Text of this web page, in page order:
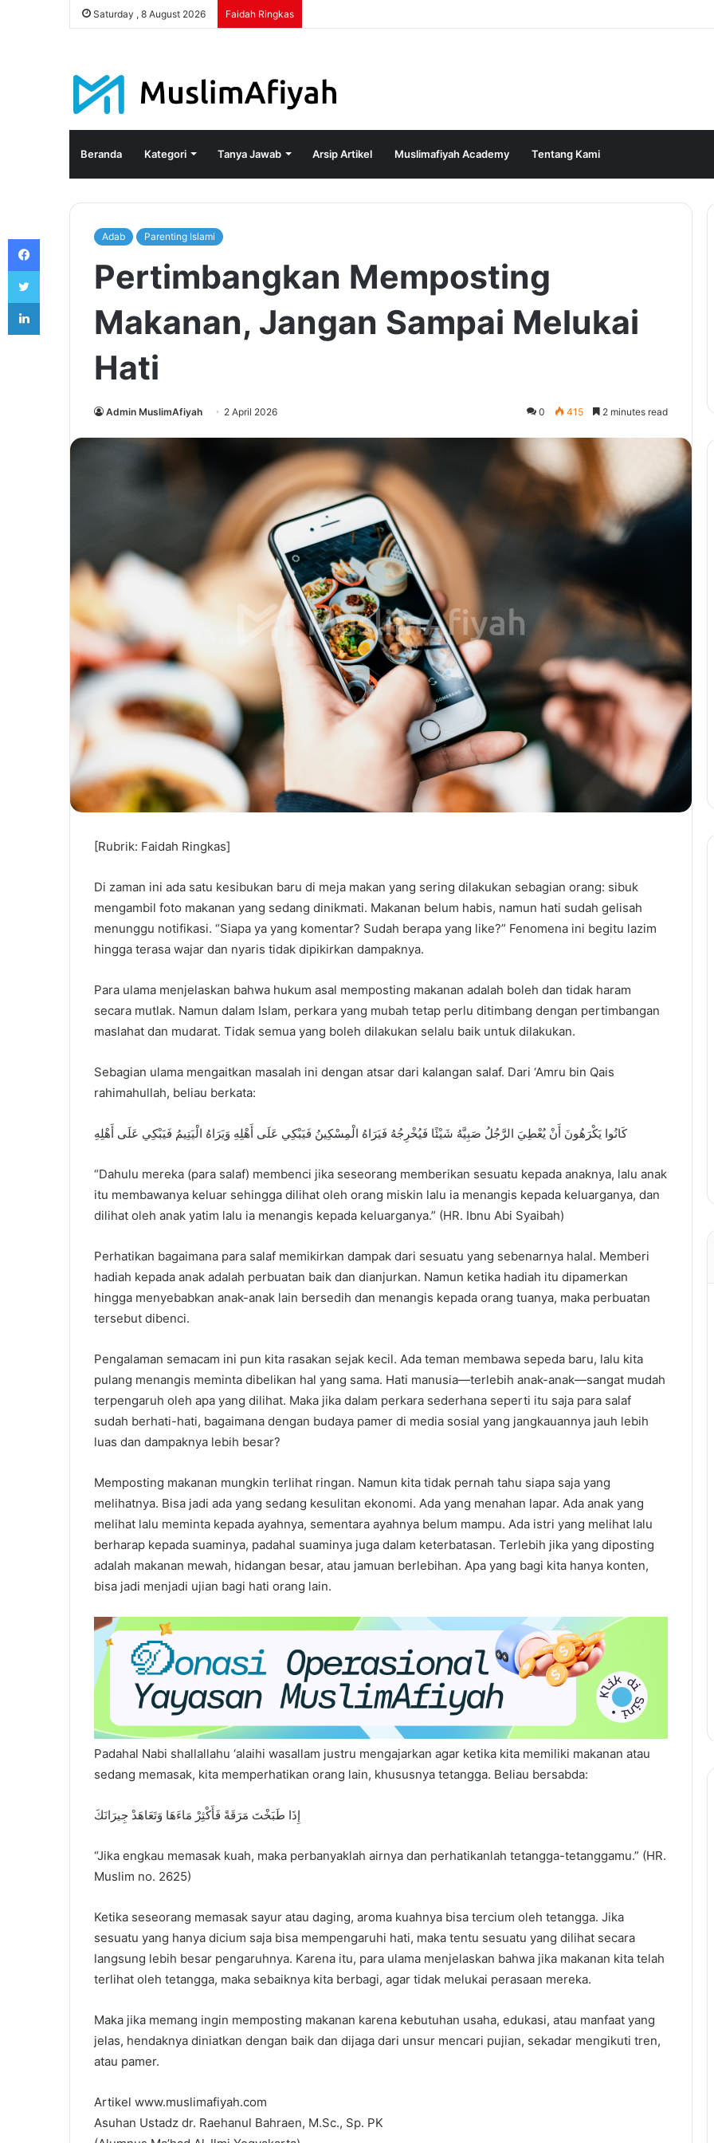
Saturday , 8 August 2026 Faidah Ringkas
Beranda Kategori Tanya Jawab Arsip Artikel Muslimafiyah Academy Tentang Kami
Adab Parenting Islami
Pertimbangkan Memposting
Makanan, Jangan Sampai Melukai
Hati
Admin MuslimAfiyah 2 April 2026 0 415 2 minutes read
[Rubrik: Faidah Ringkas]
Di zaman ini ada satu kesibukan baru di meja makan yang sering dilakukan sebagian orang: sibuk
mengambil foto makanan yang sedang dinikmati. Makanan belum habis, namun hati sudah gelisah
menunggu notifikasi. “Siapa ya yang komentar? Sudah berapa yang like?” Fenomena ini begitu lazim
hingga terasa wajar dan nyaris tidak dipikirkan dampaknya.
Para ulama menjelaskan bahwa hukum asal memposting makanan adalah boleh dan tidak haram
secara mutlak. Namun dalam Islam, perkara yang mubah tetap perlu ditimbang dengan pertimbangan
maslahat dan mudarat. Tidak semua yang boleh dilakukan selalu baik untuk dilakukan.
Sebagian ulama mengaitkan masalah ini dengan atsar dari kalangan salaf. Dari ‘Amru bin Qais
rahimahullah, beliau berkata:
كَانُوا يَكْرَهُونَ أَنْ يُعْطِيَ الرَّجُلُ صَبِيَّهُ شَيْئًا فَيُخْرِجُهُ فَيَرَاهُ الْمِسْكِينُ فَيَبْكِي عَلَى أَهْلِهِ وَيَرَاهُ الْيَتِيمُ فَيَبْكِي عَلَى أَهْلِهِ
“Dahulu mereka (para salaf) membenci jika seseorang memberikan sesuatu kepada anaknya, lalu anak
itu membawanya keluar sehingga dilihat oleh orang miskin lalu ia menangis kepada keluarganya, dan
dilihat oleh anak yatim lalu ia menangis kepada keluarganya.” (HR. Ibnu Abi Syaibah)
Perhatikan bagaimana para salaf memikirkan dampak dari sesuatu yang sebenarnya halal. Memberi
hadiah kepada anak adalah perbuatan baik dan dianjurkan. Namun ketika hadiah itu dipamerkan
hingga menyebabkan anak-anak lain bersedih dan menangis kepada orang tuanya, maka perbuatan
tersebut dibenci.
Pengalaman semacam ini pun kita rasakan sejak kecil. Ada teman membawa sepeda baru, lalu kita
pulang menangis meminta dibelikan hal yang sama. Hati manusia—terlebih anak-anak—sangat mudah
terpengaruh oleh apa yang dilihat. Maka jika dalam perkara sederhana seperti itu saja para salaf
sudah berhati-hati, bagaimana dengan budaya pamer di media sosial yang jangkauannya jauh lebih
luas dan dampaknya lebih besar?
Memposting makanan mungkin terlihat ringan. Namun kita tidak pernah tahu siapa saja yang
melihatnya. Bisa jadi ada yang sedang kesulitan ekonomi. Ada yang menahan lapar. Ada anak yang
melihat lalu meminta kepada ayahnya, sementara ayahnya belum mampu. Ada istri yang melihat lalu
berharap kepada suaminya, padahal suaminya juga dalam keterbatasan. Terlebih jika yang diposting
adalah makanan mewah, hidangan besar, atau jamuan berlebihan. Apa yang bagi kita hanya konten,
bisa jadi menjadi ujian bagi hati orang lain.
Padahal Nabi shallallahu ‘alaihi wasallam justru mengajarkan agar ketika kita memiliki makanan atau
sedang memasak, kita memperhatikan orang lain, khususnya tetangga. Beliau bersabda:
إِذَا طَبَخْتَ مَرَقَةً فَأَكْثِرْ مَاءَهَا وَتَعَاهَدْ جِيرَانَكَ
“Jika engkau memasak kuah, maka perbanyaklah airnya dan perhatikanlah tetangga-tetanggamu.” (HR.
Muslim no. 2625)
Ketika seseorang memasak sayur atau daging, aroma kuahnya bisa tercium oleh tetangga. Jika
sesuatu yang hanya dicium saja bisa mempengaruhi hati, maka tentu sesuatu yang dilihat secara
langsung lebih besar pengaruhnya. Karena itu, para ulama menjelaskan bahwa jika makanan kita telah
terlihat oleh tetangga, maka sebaiknya kita berbagi, agar tidak melukai perasaan mereka.
Maka jika memang ingin memposting makanan karena kebutuhan usaha, edukasi, atau manfaat yang
jelas, hendaknya diniatkan dengan baik dan dijaga dari unsur mencari pujian, sekadar mengikuti tren,
atau pamer.
Artikel www.muslimafiyah.com
Asuhan Ustadz dr. Raehanul Bahraen, M.Sc., Sp. PK
Facebook
Twitter
LinkedIn